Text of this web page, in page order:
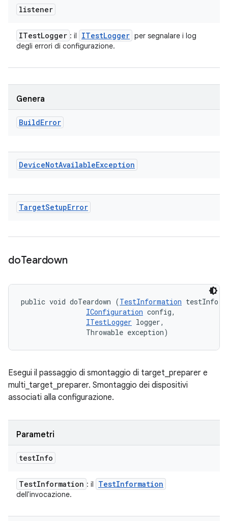
listener
ITestLogger : il ITestLogger per segnalare i log
degli errori di configurazione.
Genera
BuildError
DeviceNotAvailableException
TargetSetupError
doTeardown
public void doTeardown (TestInformation testInfo,
IConfiguration config,
ITestLogger logger,
                Throwable exception)
Esegui il passaggio di smontaggio di target_preparer e
multi_target_preparer. Smontaggio dei dispositivi
associati alla configurazione.
Parametri
testInfo
TestInformation : il TestInformation
dell'invocazione.